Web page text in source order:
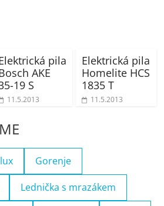
pila
AKE
19 S
11.5.2013
Elektrická pila
Homelite HCS
1835 T
11.5.2013
Gorenje
Lednička s mrazákem